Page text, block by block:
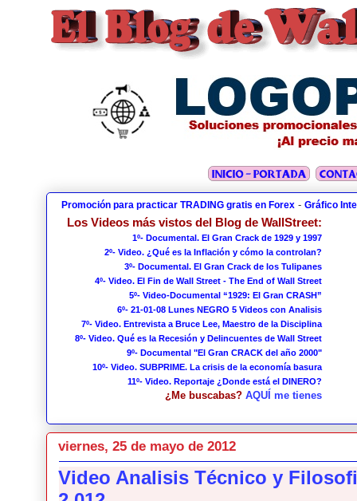
Promoción para practicar TRADING gratis en Forex - Gráfico
Los Videos más vistos del Blog de WallStreet:
1º- Documental. El Gran Crack de 1929 y 1997
2º- Video. ¿Qué es la Inflación y cómo la controlan?
3º- Documental. El Gran Crack de los Tulipanes
4º- Video. El Fin de Wall Street - The End of Wall Street
5º- Video-Documental “1929: El Gran CRASH”
6º- 21-01-08 Lunes NEGRO 5 Videos con Analisis
7º- Video. Entrevista a Bruce Lee, Maestro de la Disciplina
8º- Video. Qué es la Recesión y Delincuentes de Wall Street
9º- Documental "El Gran CRACK del año 2000"
10º- Video. SUBPRIME. La crisis de la economía basura
11º- Video. Reportaje ¿Donde está el DINERO?
¿Me buscabas?AQUÍ me tienes
viernes, 25 de mayo de 2012
Video Analisis Técnico y